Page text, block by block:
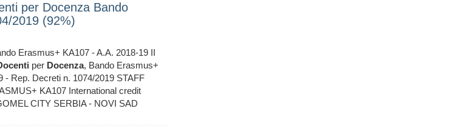
per Docenza Bando
2019 (92%)
Erasmus+ KA107 - A.A. 2018-19 II
per Docenza, Bando Erasmus+
- Rep. Decreti n. 1074/2019 STAFF
KA107 International credit
CITY SERBIA - NOVI SAD